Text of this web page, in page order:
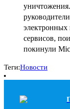
электронных
сервисов,
покинули
Теги:Новости